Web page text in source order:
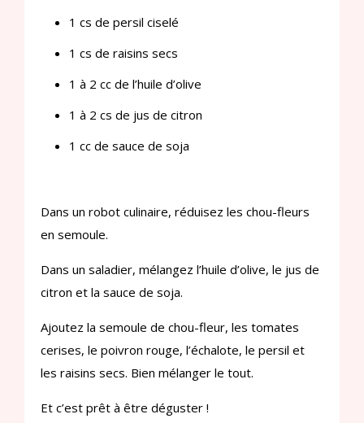
1 cs de persil ciselé
1 cs de raisins secs
1 à 2 cc de l’huile d’olive
1 à 2 cs de jus de citron
1 cc de sauce de soja
Dans un robot culinaire, réduisez les chou-fleurs
en semoule.
Dans un saladier, mélangez l’huile d’olive, le jus de
citron et la sauce de soja.
Ajoutez la semoule de chou-fleur, les tomates
cerises, le poivron rouge, l’échalote, le persil et
les raisins secs. Bien mélanger le tout.
Et c’est prêt à être déguster !